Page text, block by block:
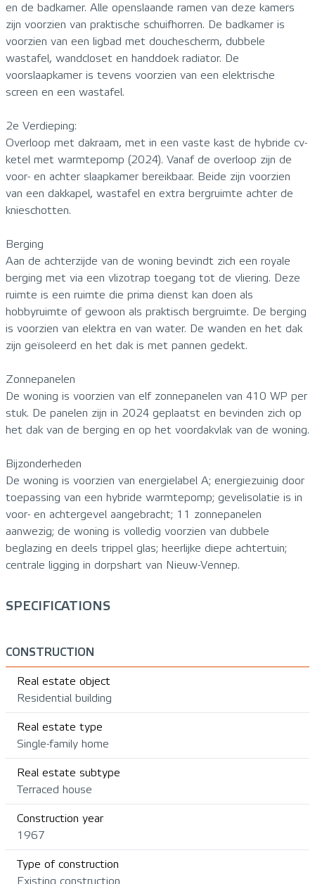
en de badkamer. Alle openslaande ramen van deze kamers
zijn voorzien van praktische schuifhorren. De badkamer is
voorzien van een ligbad met douchescherm, dubbele
wastafel, wandcloset en handdoek radiator. De
voorslaapkamer is tevens voorzien van een elektrische
screen en een wastafel.
2e Verdieping:
Overloop met dakraam, met in een vaste kast de hybride cv-
ketel met warmtepomp (2024). Vanaf de overloop zijn de
voor- en achter slaapkamer bereikbaar. Beide zijn voorzien
van een dakkapel, wastafel en extra bergruimte achter de
knieschotten.
Berging
Aan de achterzijde van de woning bevindt zich een royale
berging met via een vlizotrap toegang tot de vliering. Deze
ruimte is een ruimte die prima dienst kan doen als
hobbyruimte of gewoon als praktisch bergruimte. De berging
is voorzien van elektra en van water. De wanden en het dak
zijn geïsoleerd en het dak is met pannen gedekt.
Zonnepanelen
De woning is voorzien van elf zonnepanelen van 410 WP per
stuk. De panelen zijn in 2024 geplaatst en bevinden zich op
het dak van de berging en op het voordakvlak van de woning.
Bijzonderheden
De woning is voorzien van energielabel A; energiezuinig door
toepassing van een hybride warmtepomp; gevelisolatie is in
voor- en achtergevel aangebracht; 11 zonnepanelen
aanwezig; de woning is volledig voorzien van dubbele
beglazing en deels trippel glas; heerlijke diepe achtertuin;
centrale ligging in dorpshart van Nieuw-Vennep.
SPECIFICATIONS
CONSTRUCTION
Real estate object
Residential building
Real estate type
Single-family home
Real estate subtype
Terraced house
Construction year
1967
Type of construction
Existing construction